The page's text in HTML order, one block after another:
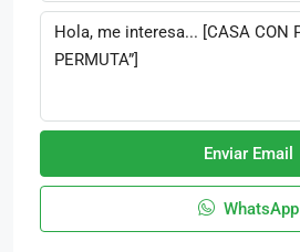
Enviar Email
WhatsApp